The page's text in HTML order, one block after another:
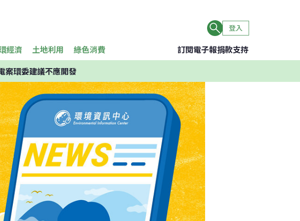
登入
經濟 土地利用 綠色消費 訂閱電子報捐款支持
案環委建議不應開發